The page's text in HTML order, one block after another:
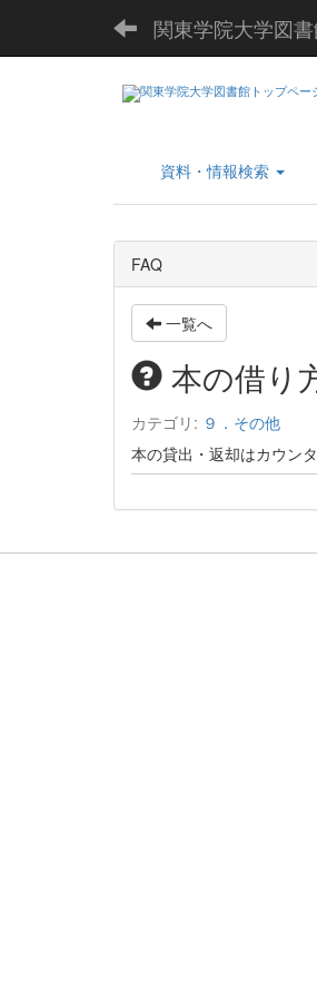
関東学院大学図
資料・情報検索
FAQ
一覧へ
本の借り
カテゴリ: ９．その他
本の貸出・返却はカウン